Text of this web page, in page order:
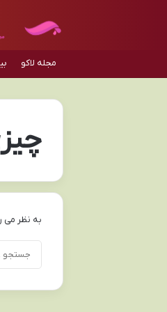
مجله لاکو
به نظر می